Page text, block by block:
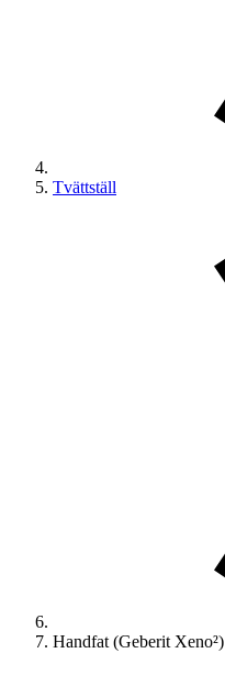
Tvättställ
Handfat (Geberit Xeno²)